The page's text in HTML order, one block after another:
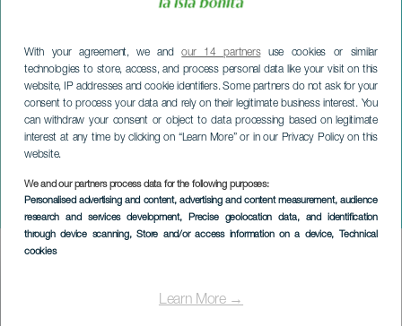
With your agreement, we andour 14 partnersuse cookies or similar
technologies to store, access, and process personal data like your visit on this
website, IP addresses and cookie identifiers. Some partners do not ask for your
consent to process your data and rely on their legitimate business interest. You
can withdraw your consent or object to data processing based on legitimate
interest at any time by clicking on “Learn More” or in our Privacy Policy on this
website.
We and our partners process data for the following purposes:
Personalised advertising and content, advertising and content measurement, audience
research and services development, Precise geolocation data, and identification
through device scanning, Store and/or access information on a device, Technical
cookies
Learn More →
Melania Piñero & Cristóbal
Montesdeoca en concierto
LA PALMA
Imagen